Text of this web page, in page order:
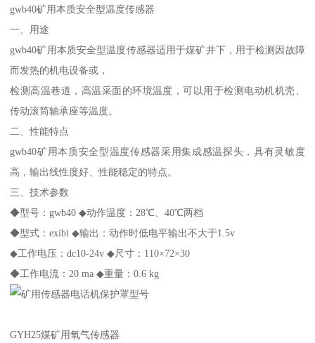
gwb40矿用本质安全型温度传感器
一、用途
gwb40矿用本质安全型温度传感器适用于煤矿井下，用于检测因故障
而发热的机电设备或，
检测高温巷道，高温采面的环境温度，可以用于检测电动机机壳、
传动滚筒轴承座等温度。
二、性能特点
gwb40矿用本质安全型温度传感器采用集成感温探头，具有灵敏度
高，输出线性度好、性能稳定的特点。
三、技术参数
◆型号：gwb40 ◆动作温度：28℃、40℃两档
◆型式：exibi ◆输出：动作时低电平输出不大于1.5v
◆工作电压：dc10-24v ◆尺寸：110×72×30
◆工作电流：20 ma ◆重量：0.6 kg
GYH25煤矿用氧气传感器